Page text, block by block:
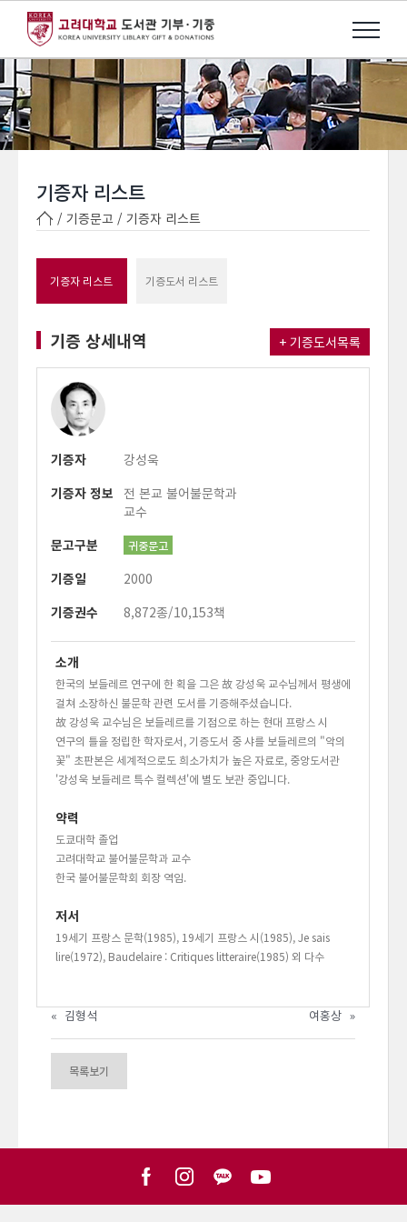
기증자 리스트
/ 기증문고 / 기증자 리스트
기증자 리스트 기증도서 리스트
기증 상세내역 + 기증도서목록
기증자
강성욱
기증자 정보
전 본교 불어불문학과
교수
문고구분
귀중문고
기증일
2000
기증권수
8,872종/10,153책
소개
한국의 보들레르 연구에 한 획을 그은 故 강성욱 교수님께서 평생에
걸쳐 소장하신 불문학 관련 도서를 기증해주셨습니다.
故 강성욱 교수님은 보들레르를 기점으로 하는 현대 프랑스 시
연구의 틀을 정립한 학자로서, 기증도서 중 샤를 보들레르의 "악의
꽃" 초판본은 세계적으로도 희소가치가 높은 자료로, 중앙도서관
'강성욱 보들레르 특수 컬렉션'에 별도 보관 중입니다.
약력
도쿄대학 졸업
고려대학교 불어불문학과 교수
한국 불어불문학회 회장 역임.
저서
19세기 프랑스 문학(1985), 19세기 프랑스 시(1985), Je sais
lire(1972), Baudelaire : Critiques litteraire(1985) 외 다수
« 김형석 여홍상 »
목록보기